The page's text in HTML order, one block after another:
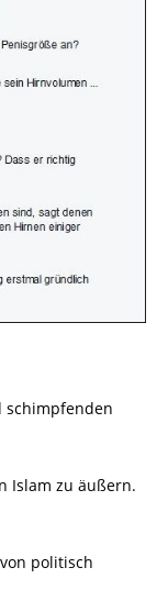
Islam zu äußern.
politisch